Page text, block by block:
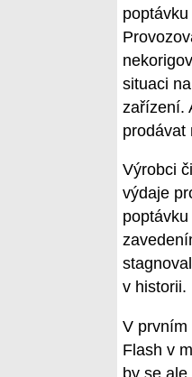
situaci
zařízení.
prodávat
Výrobci
výdaje
v historii.
V prvním
Flash v
by se